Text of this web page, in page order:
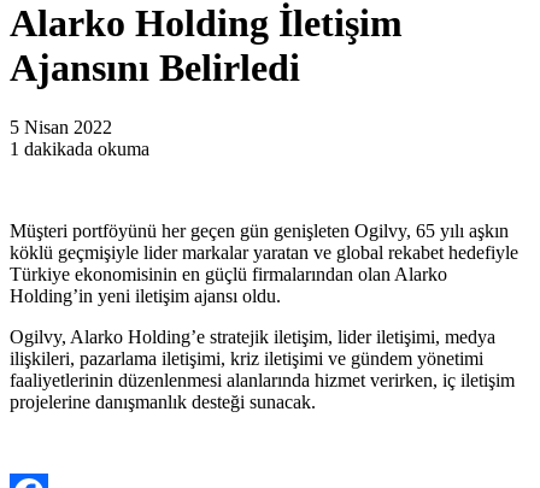
Alarko Holding İletişim
Ajansını Belirledi
5 Nisan 2022
1 dakikada okuma
Müşteri portföyünü her geçen gün genişleten Ogilvy, 65 yılı aşkın
köklü geçmişiyle lider markalar yaratan ve global rekabet hedefiyle
Türkiye ekonomisinin en güçlü firmalarından olan Alarko
Holding’in yeni iletişim ajansı oldu.
Ogilvy, Alarko Holding’e stratejik iletişim, lider iletişimi, medya
ilişkileri, pazarlama iletişimi, kriz iletişimi ve gündem yönetimi
faaliyetlerinin düzenlenmesi alanlarında hizmet verirken, iç iletişim
projelerine danışmanlık desteği sunacak.